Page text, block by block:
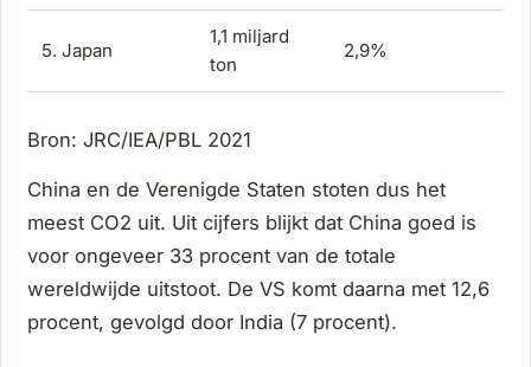
5. Japan
1,1 miljard
ton
2,9%
Bron: JRC/IEA/PBL 2021
China en de Verenigde Staten stoten dus het
meest CO2 uit. Uit cijfers blijkt dat China goed is
voor ongeveer 33 procent van de totale
wereldwijde uitstoot. De VS komt daarna met 12,6
procent, gevolgd door India (7 procent).